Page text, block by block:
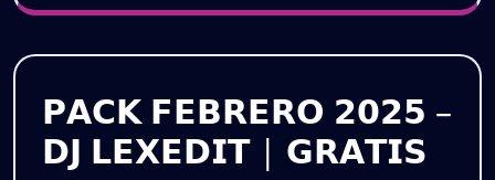
𝗣𝗔𝗖𝗞 𝗙𝗘𝗕𝗥𝗘𝗥𝗢 𝟮𝟬𝟮𝟱 –
𝗗𝗝 𝗟𝗘𝗫𝗘𝗗𝗜𝗧 | 𝗚𝗥𝗔𝗧𝗜𝗦